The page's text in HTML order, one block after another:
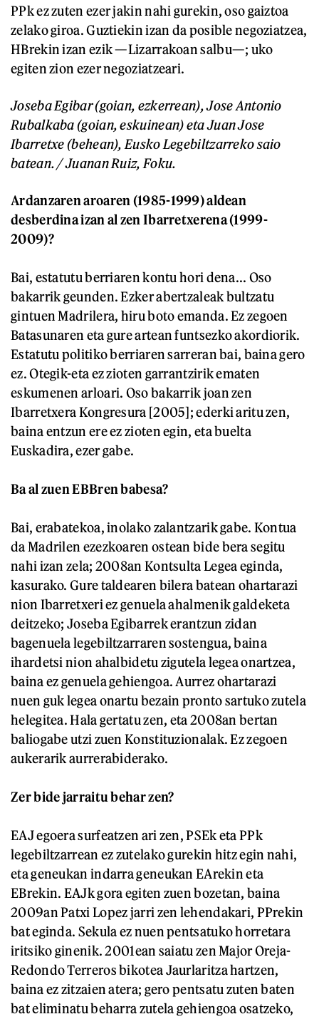
PPk ez zuten ezer jakin nahi gurekin, oso gaiztoa
zelako giroa. Guztiekin izan da posible negoziatzea,
HBrekin izan ezik —Lizarrakoan salbu—; uko
egiten zion ezer negoziatzeari.
Joseba Egibar (goian, ezkerrean), Jose Antonio
Rubalkaba (goian, eskuinean) eta Juan Jose
Ibarretxe (behean), Eusko Legebiltzarreko saio
batean. / Juanan Ruiz, Foku.
Ardanzaren aroaren (1985-1999) aldean
desberdina izan al zen Ibarretxerena (1999-
2009)?
Bai, estatutu berriaren kontu hori dena... Oso
bakarrik geunden. Ezker abertzaleak bultzatu
gintuen Madrilera, hiru boto emanda. Ez zegoen
Batasunaren eta gure artean funtsezko akordiorik.
Estatutu politiko berriaren sarreran bai, baina gero
ez. Otegik-eta ez zioten garrantzirik ematen
eskumenen arloari. Oso bakarrik joan zen
Ibarretxera Kongresura [2005]; ederki aritu zen,
baina entzun ere ez zioten egin, eta buelta
Euskadira, ezer gabe.
Ba al zuen EBBren babesa?
Bai, erabatekoa, inolako zalantzarik gabe. Kontua
da Madrilen ezezkoaren ostean bide bera segitu
nahi izan zela; 2008an Kontsulta Legea eginda,
kasurako. Gure taldearen bilera batean ohartarazi
nion Ibarretxeri ez genuela ahalmenik galdeketa
deitzeko; Joseba Egibarrek erantzun zidan
bagenuela legebiltzarraren sostengua, baina
ihardetsi nion ahalbidetu zigutela legea onartzea,
baina ez genuela gehiengoa. Aurrez ohartarazi
nuen guk legea onartu bezain pronto sartuko zutela
helegitea. Hala gertatu zen, eta 2008an bertan
baliogabe utzi zuen Konstituzionalak. Ez zegoen
aukerarik aurrerabiderako.
Zer bide jarraitu behar zen?
EAJ egoera surfeatzen ari zen, PSEk eta PPk
legebiltzarrean ez zutelako gurekin hitz egin nahi,
eta geneukan indarra geneukan EArekin eta
EBrekin. EAJk gora egiten zuen bozetan, baina
2009an Patxi Lopez jarri zen lehendakari, PPrekin
bat eginda. Sekula ez nuen pentsatuko horretara
iritsiko ginenik. 2001ean saiatu zen Major Oreja-
Redondo Terreros bikotea Jaurlaritza hartzen,
baina ez zitzaien atera; gero pentsatu zuten baten
bat eliminatu beharra zutela gehiengoa osatzeko,